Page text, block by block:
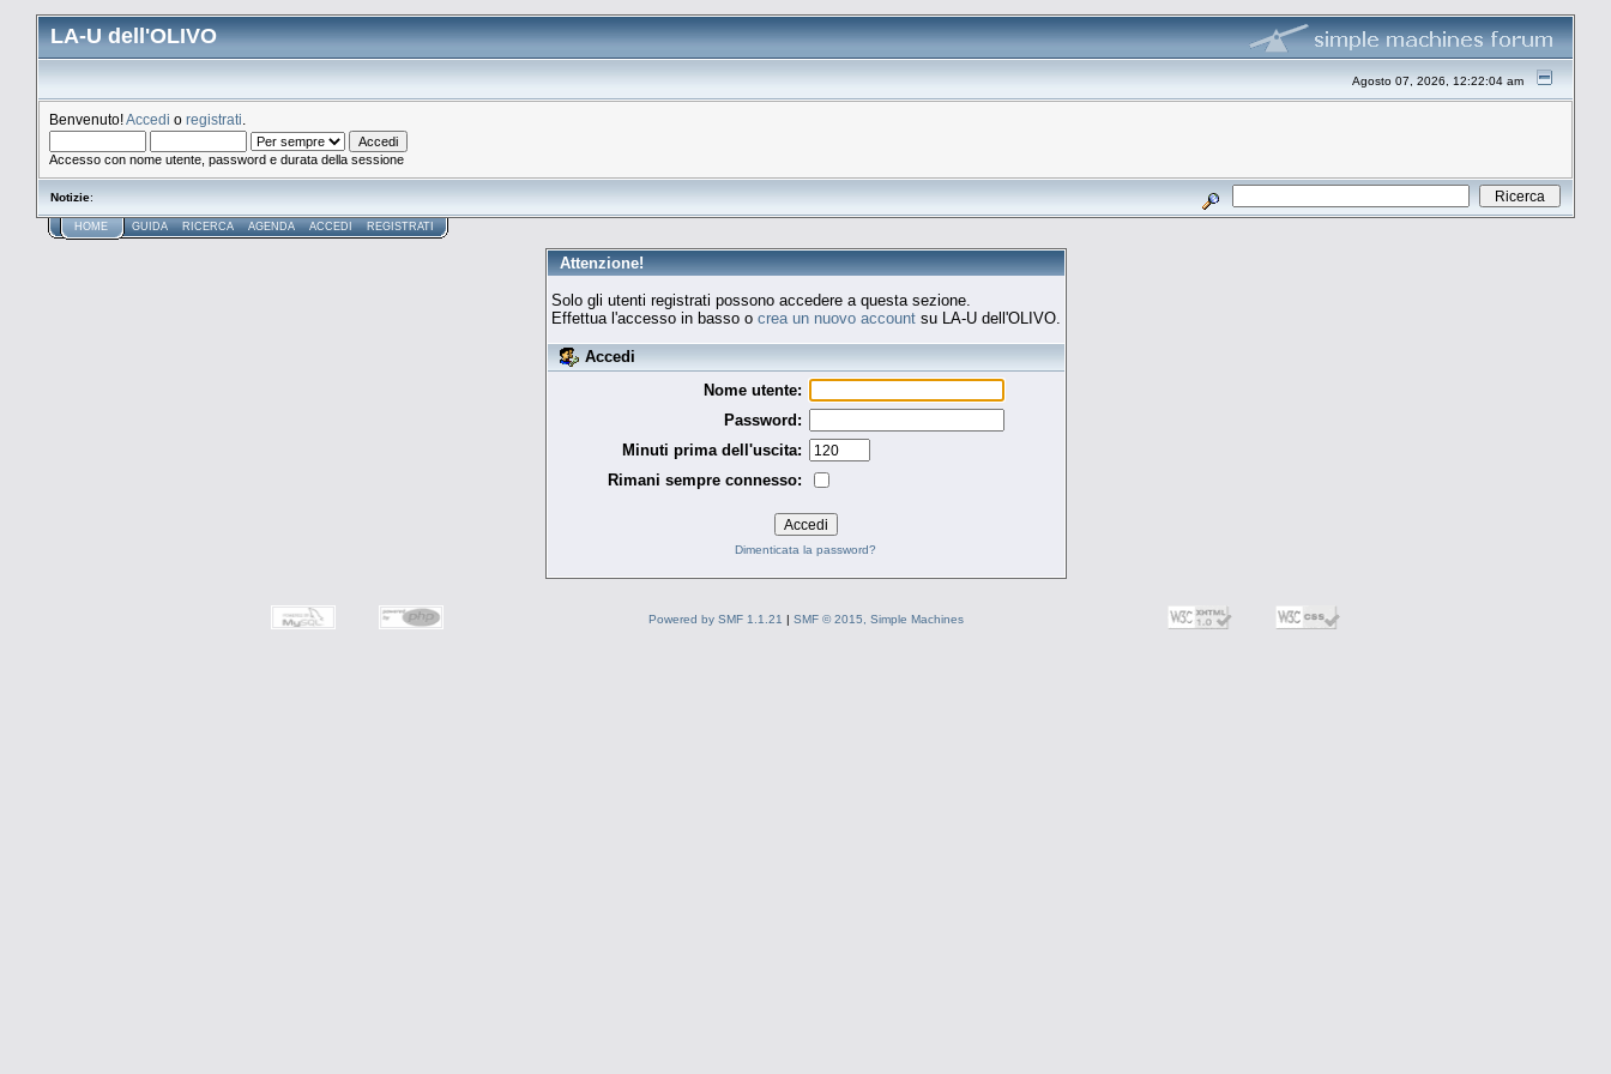
LA-U dell'OLIVO
Agosto 07, 2026, 12:22:04 am
Benvenuto!Accedi o registrati
Accesso con nome utente, password e durata della sessione
Notizie:
HOME GUIDA RICERCA AGENDA ACCEDI REGISTRATI
Attenzione!
Solo gli utenti registrati possono accedere a questa sezione.
Effettua l'accesso in basso o crea un nuovo accountsu LA-U dell'OLIVO.
Accedi
Nome utente:
Password:
Minuti prima dell'uscita:
Rimani sempre connesso:
Dimenticata la password?
Powered by SMF 1.1.21 | SMF © 2015, Simple Machines